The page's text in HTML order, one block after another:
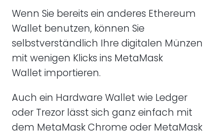
Wenn Sie bereits ein anderes Ethereum
Wallet benutzen, können Sie
selbstverständlich Ihre digitalen Münzen
mit wenigen Klicks ins MetaMask
Wallet importieren.
Auch ein Hardware Wallet wie Ledger
oder Trezor lässt sich ganz einfach mit
dem MetaMask Chrome oder MetaMask